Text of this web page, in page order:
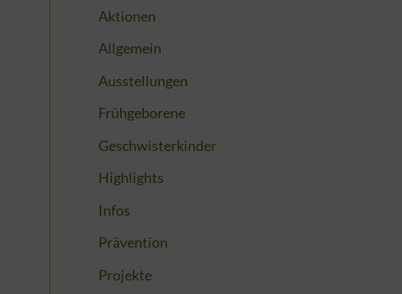
Aktionen
Allgemein
Ausstellungen
Frühgeborene
Geschwisterkinder
Highlights
Infos
Prävention
Projekte